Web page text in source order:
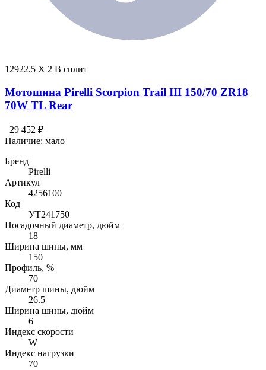
12922.5 X 2 В сплит
Мотошина Pirelli Scorpion Trail III 150/70 ZR18
70W TL Rear
29 452 ₽
Наличие: мало
Бренд
Pirelli
Артикул
4256100
Код
УТ241750
Посадочный диаметр, дюйм
18
Ширина шины, мм
150
Профиль, %
70
Диаметр шины, дюйм
26.5
Ширина шины, дюйм
6
Индекс скорости
W
Индекс нагрузки
70